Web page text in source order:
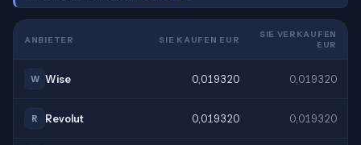
ANBIETER SIE KAUFEN EUR
SIE VERKAUFEN
EUR
W Wise 0,019320 0,019320
R Revolut 0,019320 0,019320